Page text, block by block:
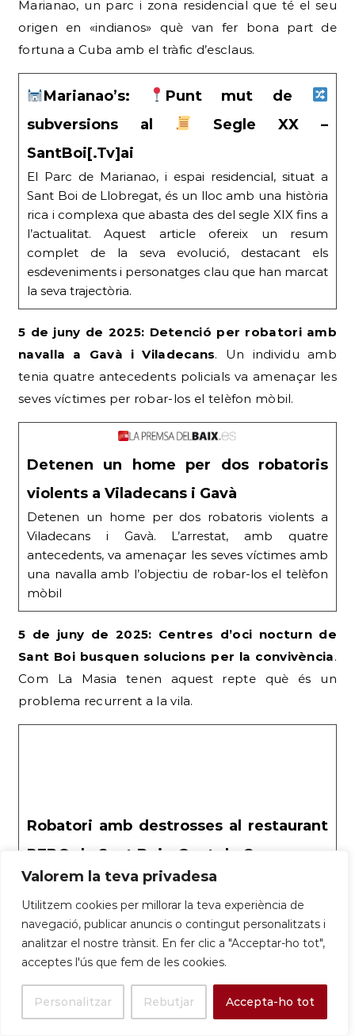
Valorem la teva privadesa
Utilitzem cookies per millorar la teva experiència de
navegació, publicar anuncis o contingut personalitzats i
analitzar el nostre trànsit. En fer clic a "Acceptar-ho tot",
acceptes l'ús que fem de les cookies.
Personalitzar Rebutjar Accepta-ho tot
Marianao, un parc i zona residencial que té el seu
origen en «indianos» què van fer bona part de
fortuna a Cuba amb el tràfic d’esclaus.
Marianao’s:
Punt mut de
subversions al
Segle XX –
SantBoi[.Tv]ai
El Parc de Marianao, i espai residencial, situat a
Sant Boi de Llobregat, és un lloc amb una història
rica i complexa que abasta des del segle XIX fins a
l’actualitat. Aquest article ofereix un resum
complet de la seva evolució, destacant els
esdeveniments i personatges clau que han marcat
la seva trajectòria.
5 de juny de 2025: Detenció per robatori amb
navalla a Gavà i Viladecans. Un individu amb
tenia quatre antecedents policials va amenaçar les
seves víctimes per robar-los el telèfon mòbil.
Detenen un home per dos robatoris
violents a Viladecans i Gavà
Detenen un home per dos robatoris violents a
Viladecans i Gavà. L’arrestat, amb quatre
antecedents, va amenaçar les seves víctimes amb
una navalla amb l’objectiu de robar-los el telèfon
mòbil
5 de juny de 2025: Centres d’oci nocturn de
Sant Boi busquen solucions per la convivència.
Com La Masia tenen aquest repte què és un
problema recurrent a la vila.
Robatori amb destrosses al restaurant
REBO de Sant Boi – Gent de Carrer
Els lladres van entrar la matinada del diumenge 30
de març, trencant el vidre i enduent-se diners i
equips del local. Escolta l’entrevista a partir del
minut 7:50 La matinada d’aquest diumenge 30 de
març, el restaurant REBO, conegut com La
Tortillera i situat al carrer Pablo Picasso 73 del barri